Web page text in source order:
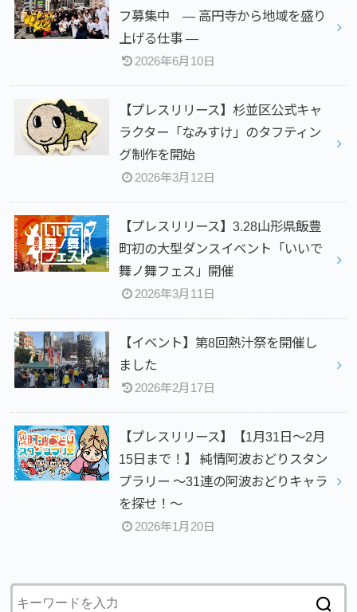
フ募集中 — 高円寺から地域を盛り
上げる仕事 —
2026年6月10日
【プレスリリース】杉並区公式キャ
ラクター「なみすけ」のタフティン
グ制作を開始
2026年3月12日
【プレスリリース】3.28山形県飯豊
町初の大型ダンスイベント「いいで
舞ノ舞フェス」開催
2026年3月11日
【イベント】第8回熱汁祭を開催し
ました
2026年2月17日
【プレスリリース】【1月31日～2月
15日まで！】 純情阿波おどりスタン
プラリー ～31連の阿波おどりキャラ
を探せ！～
2026年1月20日